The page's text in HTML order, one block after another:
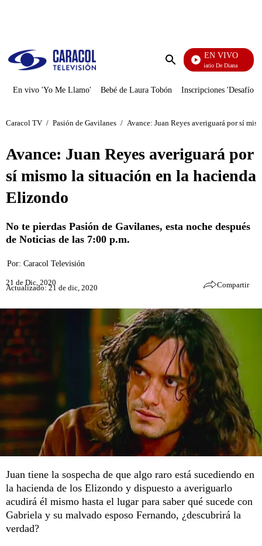
Enviar
EN VIVO
Diario De Diana
En vivo 'Yo Me Llamo' Bebé de Laura Tobón Inscripciones 'Desafío'
Caracol TV / Pasión de Gavilanes / Avance: Juan Reyes averiguará por sí
Avance: Juan Reyes averiguará por
sí mismo la situación en la hacienda
Elizondo
No te pierdas Pasión de Gavilanes, esta noche después
de Noticias de las 7:00 p.m.
Por: Caracol Televisión
21 de Dic, 2020
Actualizado: 21 de dic, 2020 Compartir
Juan tiene la sospecha de que algo raro está sucediendo en
la hacienda de los Elizondo y dispuesto a averiguarlo
acudirá él mismo hasta el lugar para saber qué sucede con
Gabriela y su malvado esposo Fernando, ¿descubrirá la
verdad?